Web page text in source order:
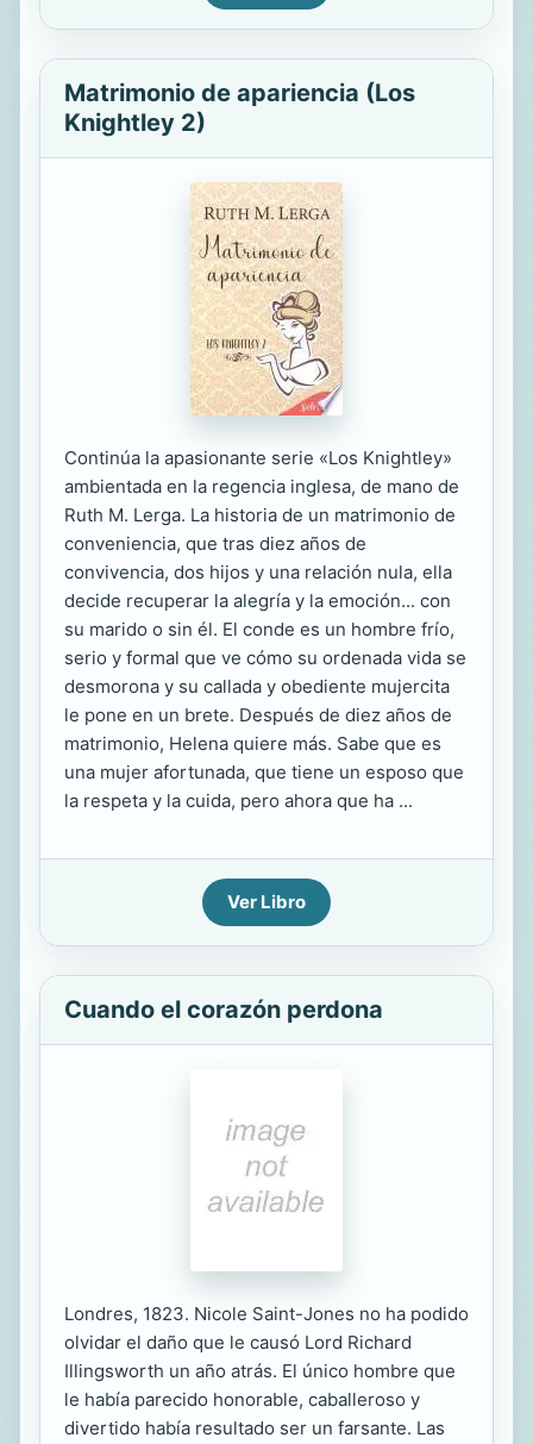
Matrimonio de apariencia (Los
Knightley 2)
Continúa la apasionante serie «Los Knightley»
ambientada en la regencia inglesa, de mano de
Ruth M. Lerga. La historia de un matrimonio de
conveniencia, que tras diez años de
convivencia, dos hijos y una relación nula, ella
decide recuperar la alegría y la emoción... con
su marido o sin él. El conde es un hombre frío,
serio y formal que ve cómo su ordenada vida se
desmorona y su callada y obediente mujercita
le pone en un brete. Después de diez años de
matrimonio, Helena quiere más. Sabe que es
una mujer afortunada, que tiene un esposo que
la respeta y la cuida, pero ahora que ha ...
Ver Libro
Cuando el corazón perdona
Londres, 1823. Nicole Saint-Jones no ha podido
olvidar el daño que le causó Lord Richard
Illingsworth un año atrás. El único hombre que
le había parecido honorable, caballeroso y
divertido había resultado ser un farsante. Las